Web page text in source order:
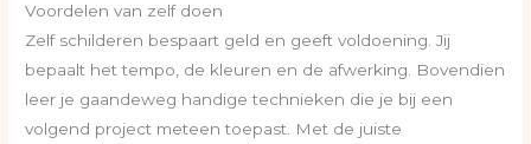
Voordelen van zelf doen
Zelf schilderen bespaart geld en geeft voldoening. Jij
bepaalt het tempo, de kleuren en de afwerking. Bovendien
leer je gaandeweg handige technieken die je bij een
volgend project meteen toepast. Met de juiste